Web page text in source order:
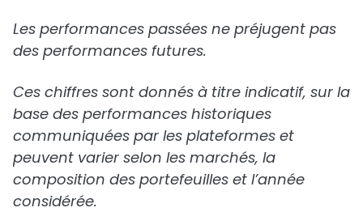
Les performances passées ne préjugent pas
des performances futures.
Ces chiffres sont donnés à titre indicatif, sur la
base des performances historiques
communiquées par les plateformes et
peuvent varier selon les marchés, la
composition des portefeuilles et l’année
considérée.